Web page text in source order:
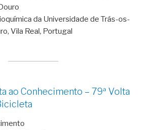
da Universidade de Trás-os-
Vila Real, Portugal
ao Conhecimento – 79ª Volta